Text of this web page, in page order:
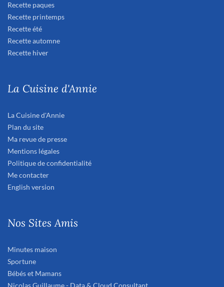
Recette paques
Recette printemps
Recette été
Recette automne
Recette hiver
La Cuisine d'Annie
La Cuisine d'Annie
Plan du site
Ma revue de presse
Mentions légales
Politique de confidentialité
Me contacter
English version
Nos Sites Amis
Minutes maison
Sportune
Bébés et Mamans